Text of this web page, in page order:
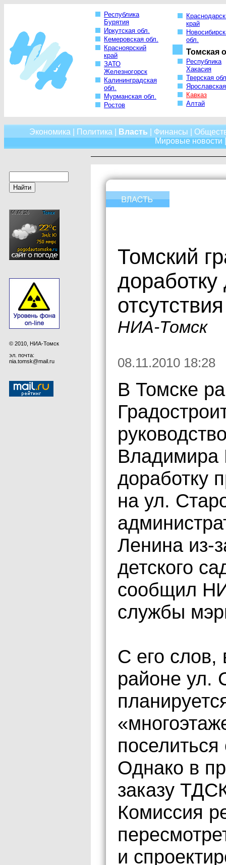
Республика
Бурятия
Иркутская обл.
Кемеровская обл.
Красноярский
край
ЗАТО
Железногорск
Калининградская
обл.
Мурманская обл.
Ростов
край
обл.
Томская
Республика
Хакасия
Тверская
Кавказ
Алтай
Экономика Политика Власть Финансы
Мировые новости
© 2010, НИА-Томск
эл. почта:
nia.tomsk@mail.ru
Томский
доработку
НИА-Томск
08.11.2010 18:28
В Томске
Владимира
доработку
на ул.
Ленина из-
детского
сообщил
службы
С его слов,
районе ул.
Однако в
заказу
Комиссия
и